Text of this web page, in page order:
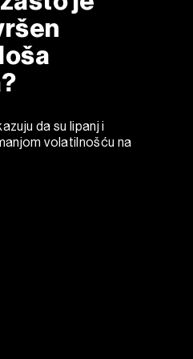
da su lipanj i
volatilnošću na